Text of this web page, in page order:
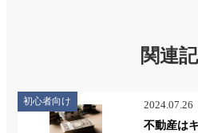
関連
初心者向け 2024.07.26
不動産は